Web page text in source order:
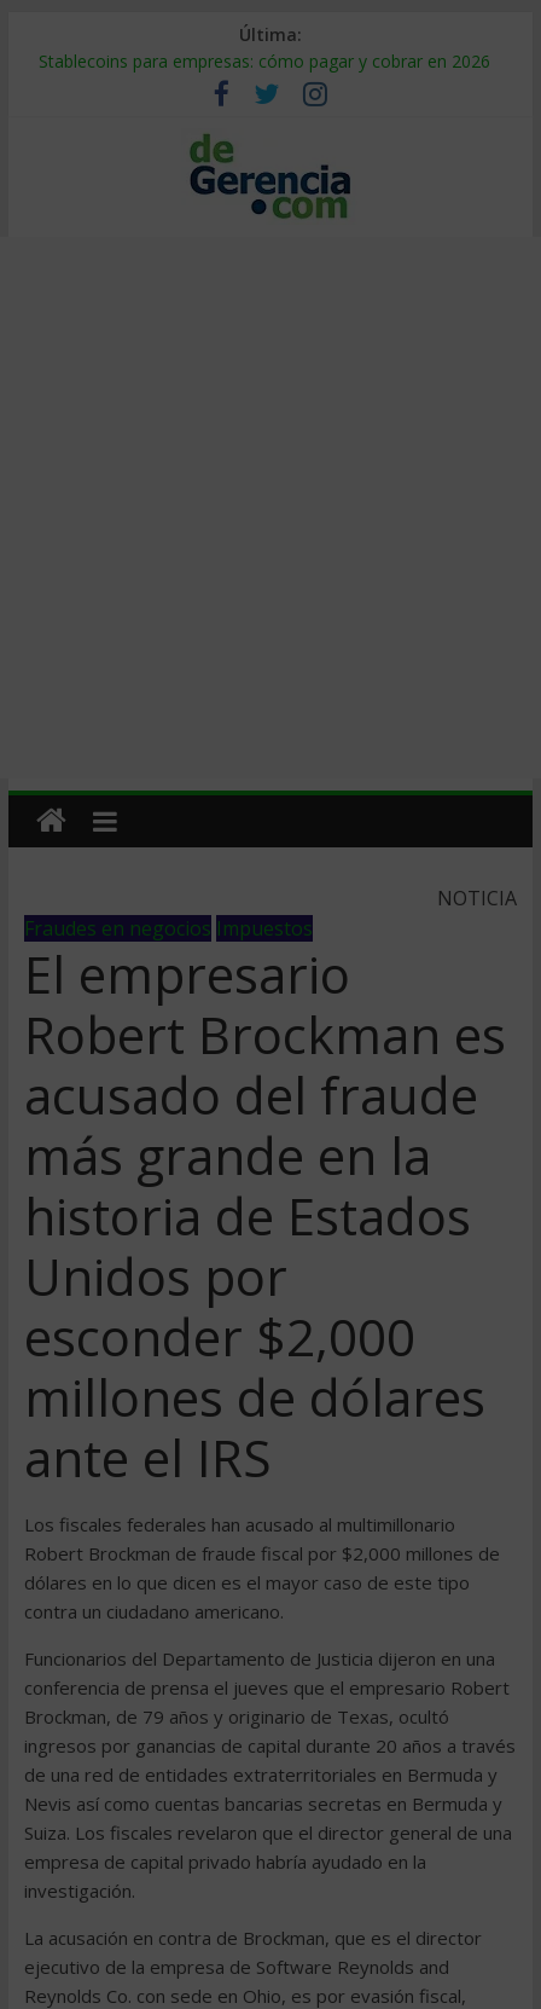
Última:
Stablecoins para empresas: cómo pagar y cobrar en 2026
Despido silencioso: qué es y por qué sale tan caro
IA en selección de personal: cómo auditarla a tiempo
Trabajo forzoso en la cadena de suministro: qué hacer
Mercado hispano de EE. UU.: cómo segmentarlo y venderle
NOTICIA
Fraudes en negocios Impuestos
El empresario
Robert Brockman es
acusado del fraude
más grande en la
historia de Estados
Unidos por
esconder $2,000
millones de dólares
ante el IRS
Los fiscales federales han acusado al multimillonario
Robert Brockman de fraude fiscal por $2,000 millones de
dólares en lo que dicen es el mayor caso de este tipo
contra un ciudadano americano.
Funcionarios del Departamento de Justicia dijeron en una
conferencia de prensa el jueves que el empresario Robert
Brockman, de 79 años y originario de Texas, ocultó
ingresos por ganancias de capital durante 20 años a través
de una red de entidades extraterritoriales en Bermuda y
Nevis así como cuentas bancarias secretas en Bermuda y
Suiza. Los fiscales revelaron que el director general de una
empresa de capital privado habría ayudado en la
investigación.
La acusación en contra de Brockman, que es el director
ejecutivo de la empresa de Software Reynolds and
Reynolds Co. con sede en Ohio, es por evasión fiscal,